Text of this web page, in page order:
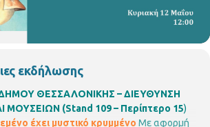
εκδήλωσης
ΘΕΣΣΑΛΟΝΙΚΗΣ – ΔΙΕΥΘΥΝΣΗ
ΜΟΥΣΕΙΩΝ (Stand 109 – Περίπτερο 15)
έχει μυστικό κρυμμένο Με αφορμή